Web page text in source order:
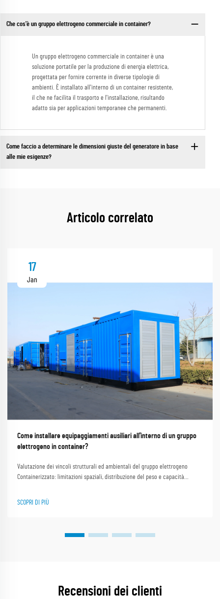
Che cos'è un gruppo elettrogeno commerciale in container?
Un gruppo elettrogeno commerciale in container è una
soluzione portatile per la produzione di energia elettrica,
progettata per fornire corrente in diverse tipologie di
ambienti. È installato all'interno di un container resistente,
il che ne facilita il trasporto e l'installazione, risultando
adatto sia per applicazioni temporanee che permanenti.
Come faccio a determinare le dimensioni giuste del generatore in base
alle mie esigenze?
Articolo correlato
17
Jan
Come installare equipaggiamenti ausiliari all'interno di un gruppo
elettrogeno in container?
Valutazione dei vincoli strutturali ed ambientali del gruppo elettrogeno
Containerizzato: limitazioni spaziali, distribuzione del peso e capacità
rigorosi limiti dimensionali ISO, il che comporta...
SCOPRI DI PIÙ
Recensioni dei clienti